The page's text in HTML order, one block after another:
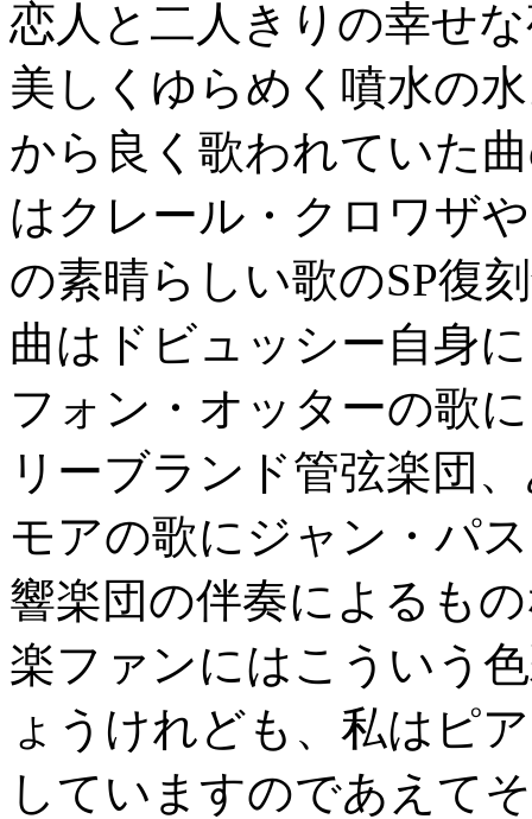
恋人と二人きりの幸せ
美しくゆらめく噴水の
から良く歌われていた
はクレール・クロワザ
の素晴らしい歌のSP復
曲はドビュッシー自身
フォン・オッターの歌
リーブランド管弦楽団
モアの歌にジャン・パ
響楽団の伴奏によるも
楽ファンにはこういう
ょうけれども、私はピ
していますのであえて